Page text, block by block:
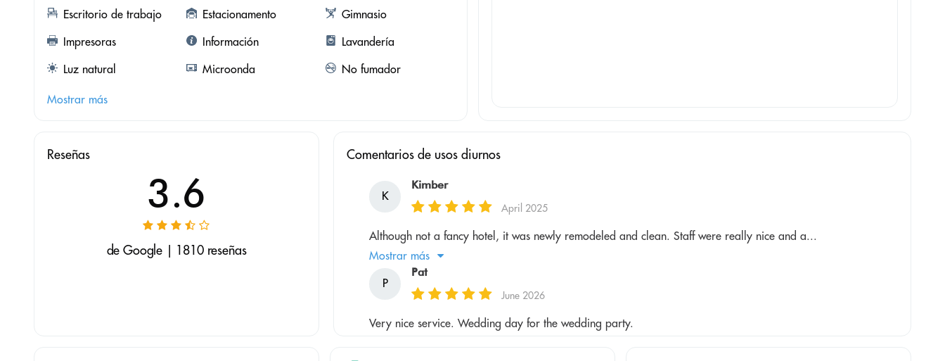
Escritorio de trabajo Estacionamento
Gimnasio
Impresoras
Información
Lavandería
Luz natural
Microonda No fumador
Mostrar más
Reseñas
3.6
de Google | 1810 reseñas
Comentarios de usos diurnos
K
Kimber
April 2025
Although not a fancy hotel, it was newly remodeled and clean. Staff were really nice and a...
Mostrar más
P
Pat
June 2026
Very nice service. Wedding day for the wedding party.